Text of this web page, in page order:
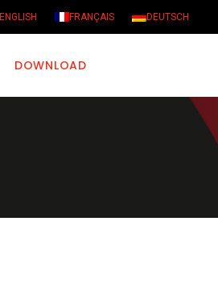
ENGLISH FRANÇAIS DEUTSCH
DOWNLOAD